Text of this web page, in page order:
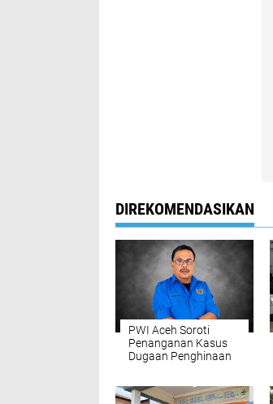
DIREKOMENDASIKAN
PWI Aceh Soroti
Penanganan Kasus
Dugaan Penghinaan
Tetapkan Tersangka